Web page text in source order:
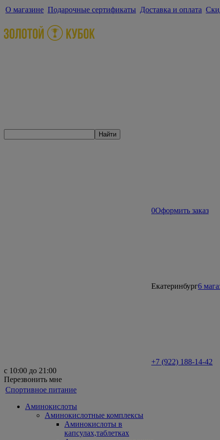
О магазине Подарочные сертификаты Доставка и оплата
Найти
0Оформить заказ
Екатеринбург6
+7 (922) 188-14-42
с 10:00 до 21:00
Перезвонить мне
Спортивное питание
Аминокислоты
Аминокислотные комплексы
Аминокислоты в
капсулах,таблетках